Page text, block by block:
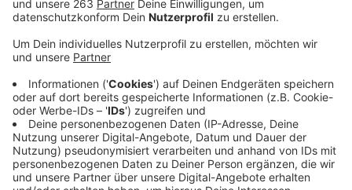
Der Entsorgungsbetrieb der Stadt Siegen wird am
Bereich der Straßen Abendröthe, Am Zäunchen und
Am Nöchel beginnen. Aufgrund der lokalen
Bedingungen werden die Bauarbeiten in kleinen
Abschnitten unter
Vollsperrung durchgeführt. Für den ersten